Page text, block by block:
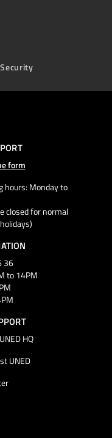
form
hours: Monday to
closed for normal
36
to 14PM
HQ
UNED